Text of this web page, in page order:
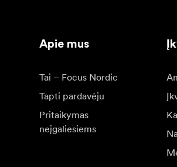
Apie mus
Tai – Focus Nordic
Tapti pardavėju
Pritaikymas
neįgaliesiems